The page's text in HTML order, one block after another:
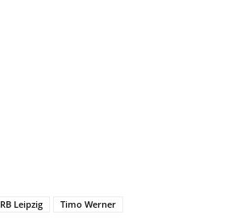
RB Leipzig Timo Werner